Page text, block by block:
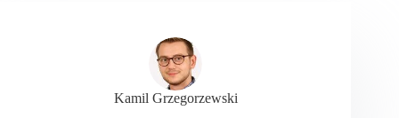
Kamil Grzegorzewski